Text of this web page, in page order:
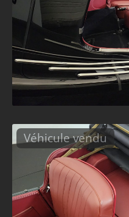
Véhicule vendu